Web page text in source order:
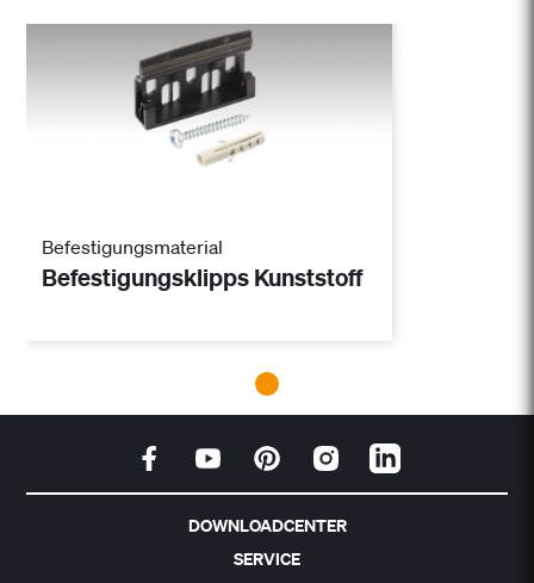
Befestigungsmaterial
Befestigungsklipps Kunststoff
DOWNLOADCENTER
SERVICE